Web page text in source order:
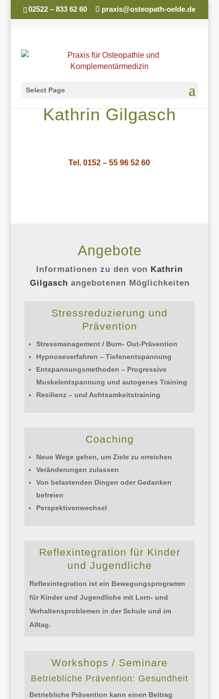
02522 – 833 62 60 praxis@osteopath-oelde.de
Select Page
Kathrin Gilgasch
Tel. 0152 – 55 96 52 60
Angebote
Informationen zu den von Kathrin
Gilgasch angebotenen Möglichkeiten
Stressreduzierung und
Prävention
Stressmanagement / Burn- Out-Prävention
Hypnoseverfahren – Tiefenentspannung
Entspannungsmethoden – Progressive
Muskelentspannung und autogenes Training
Resilienz – und Achtsamkeitstraining
Coaching
Neue Wege gehen, um Ziele zu erreichen
Veränderungen zulassen
Von belastenden Dingen oder Gedanken
befreien
Perspektivenwechsel
Reflexintegration für Kinder
und Jugendliche
Reflexintegration ist ein Bewegungsprogramm
für Kinder und Jugendliche mit Lern- und
Verhaltensproblemen in der Schule und im
Alltag.
Workshops / Seminare
Betriebliche Prävention: Gesundheit
Betriebliche Prävention kann einen Beitrag